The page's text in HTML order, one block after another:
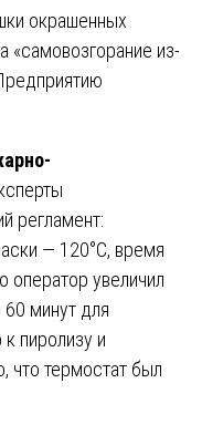
окрашенных
«самовозгорание из-
регламент:
— 120°C, время
оператор увеличил
минут для
пиролизу и
что термостат был